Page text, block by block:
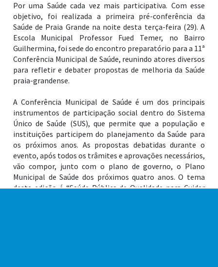
Por uma Saúde cada vez mais participativa. Com esse
objetivo, foi realizada a primeira pré-conferência da
Saúde de Praia Grande na noite desta terça-feira (29). A
Escola Municipal Professor Fued Temer, no Bairro
Guilhermina, foi sede do encontro preparatório para a 11ª
Conferência Municipal de Saúde, reunindo atores diversos
para refletir e debater propostas de melhoria da Saúde
praia-grandense.
A Conferência Municipal de Saúde é um dos principais
instrumentos de participação social dentro do Sistema
Único de Saúde (SUS), que permite que a população e
instituições participem do planejamento da Saúde para
os próximos anos. As propostas debatidas durante o
evento, após todos os trâmites e aprovações necessários,
vão compor, junto com o plano de governo, o Plano
Municipal de Saúde dos próximos quatro anos. O tema
desta edição é “Saúde Pública de Qualidade para Cuidar